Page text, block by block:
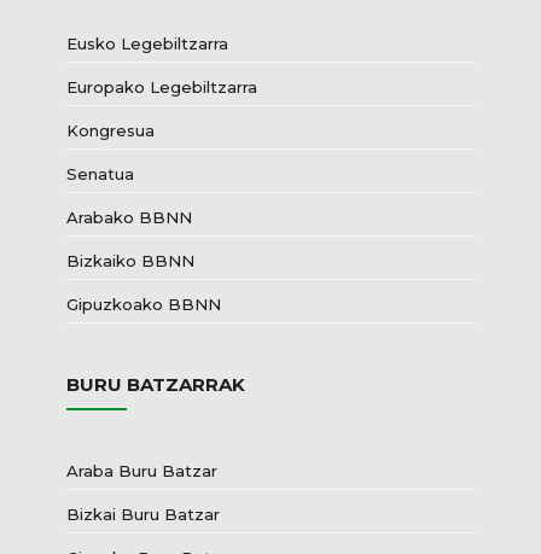
Eusko Legebiltzarra
Europako Legebiltzarra
Kongresua
Senatua
Arabako BBNN
Bizkaiko BBNN
Gipuzkoako BBNN
BURU BATZARRAK
Araba Buru Batzar
Bizkai Buru Batzar